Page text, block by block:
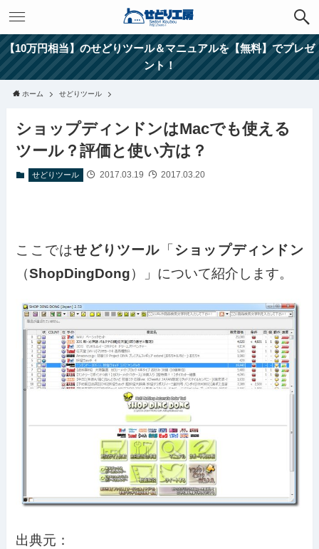
【10万円相当】のせどりツール＆マニュアルを【無料】でプレゼ
ント！
ホーム せどりツール
ショップディンドンはMacでも使える
ツール？評価と使い方は？
せどりツール 2017.03.19 2017.03.20
ここではせどりツール 「 ショップディンドン
（ShopDingDong）」について紹介します。
出典元：